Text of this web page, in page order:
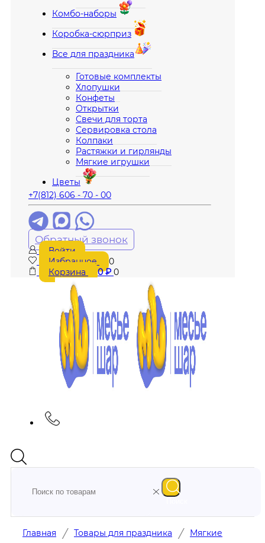
Комбо-наборы
Коробка-сюрприз
Все для праздника
Готовые комплекты
Хлопушки
Конфеты
Открытки
Свечи для торта
Сервировка стола
Колпаки
Растяжки и гирлянды
Мягкие игрушки
Цветы
+7(812) 606 - 70 - 00
Обратный звонок
Войти
Избранное
0
Корзина
0₽ 0
Главная / Товары для праздника / Мягкие